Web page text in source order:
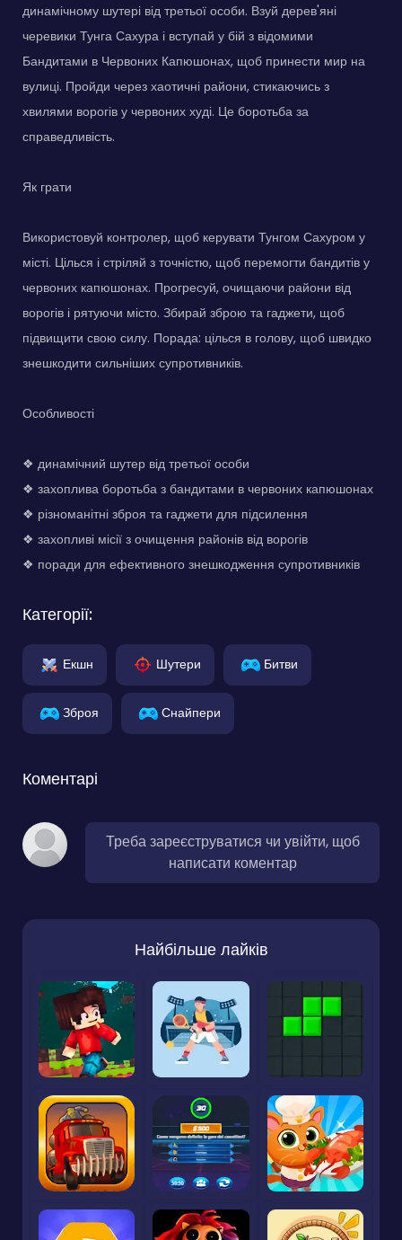
динамічному шутері від третьої особи. Взуй дерев'яні
черевики Тунга Сахура і вступай у бій з відомими
Бандитами в Червоних Капюшонах, щоб принести мир на
вулиці. Пройди через хаотичні райони, стикаючись з
хвилями ворогів у червоних худі. Це боротьба за
справедливість.
Як грати
Використовуй контролер, щоб керувати Тунгом Сахуром у
місті. Цілься і стріляй з точністю, щоб перемогти бандитів у
червоних капюшонах. Прогресуй, очищаючи райони від
ворогів і рятуючи місто. Збирай зброю та гаджети, щоб
підвищити свою силу. Порада: цілься в голову, щоб швидко
знешкодити сильніших супротивників.
Особливості
❖ динамічний шутер від третьої особи
❖ захоплива боротьба з бандитами в червоних капюшонах
❖ різноманітні зброя та гаджети для підсилення
❖ захопливі місії з очищення районів від ворогів
❖ поради для ефективного знешкодження супротивників
Категорії:
Екшн Шутери Битви
Зброя Снайпери
Коментарі
Треба зареєструватися чи увійти, щоб
написати коментар
Найбільше лайків